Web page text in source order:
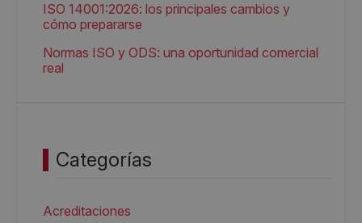
ISO 14001:2026: los principales cambios y
cómo prepararse
Normas ISO y ODS: una oportunidad comercial
real
Categorías
Acreditaciones